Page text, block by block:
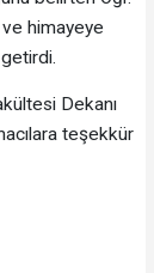
himayeye
getirdi.
Dekanı
teşekkür